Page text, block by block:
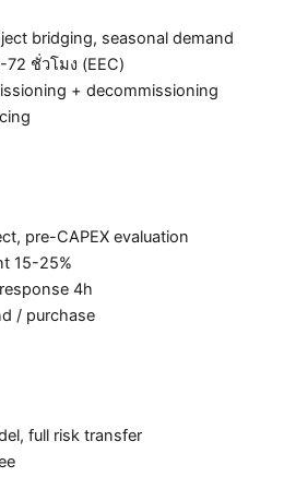
bridging, seasonal demand
ชั่วโมง (EEC)
+ decommissioning
pre-CAPEX evaluation
15-25%
4h
/ purchase
full risk transfer